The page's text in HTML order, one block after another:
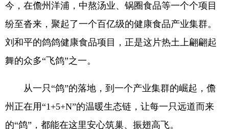
今，在儋州洋浦，中熬汤业、锅圈食品等一个个项目
纷至沓来，聚起了一个百亿级的健康食品产业集群。
刘和平的鸽鸽健康食品项目，正是这片热土上翩翩起
舞的众多“飞鸽”之一。
从一只“鸽”的落地，到一个产业集群的崛起，儋
州正在用“1+5+N”的温暖生态链，让每一只远道而来
的“鸽”，都能在这里安心筑巢、振翅高飞。